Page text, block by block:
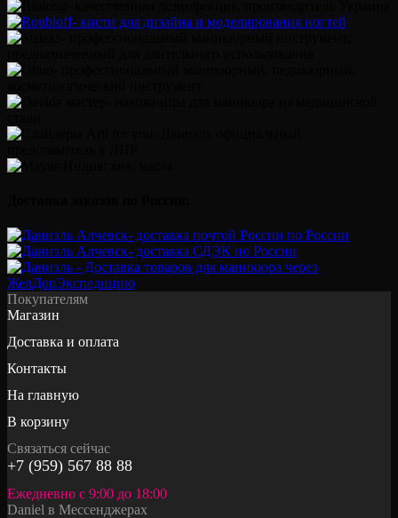
Покупателям
Магазин
Доставка и оплата
Контакты
На главную
В корзину
Связаться сейчас
+7 (959) 567 88 88
Ежедневно с 9:00 до 18:00
Daniel в Мессенджерах